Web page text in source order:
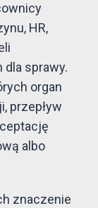
HR,
sprawy.
organ
przepływ
albo
znaczenie